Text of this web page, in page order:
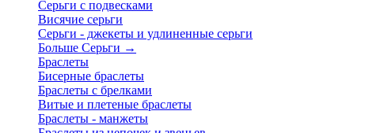
Серьги с подвесками
Висячие серьги
Серьги - джекеты и удлиненные серьги
Больше Серьги →
Браслеты
Бисерные браслеты
Браслеты с брелками
Витые и плетеные браслеты
Браслеты - манжеты